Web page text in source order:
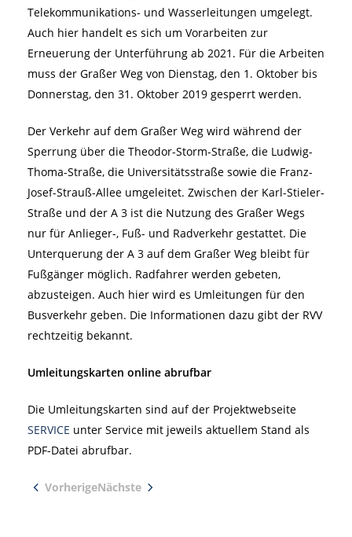
Telekommunikations- und Wasserleitungen umgelegt.
Auch hier handelt es sich um Vorarbeiten zur
Erneuerung der Unterführung ab 2021. Für die Arbeiten
muss der Graßer Weg von Dienstag, den 1. Oktober bis
Donnerstag, den 31. Oktober 2019 gesperrt werden.
Der Verkehr auf dem Graßer Weg wird während der
Sperrung über die Theodor-Storm-Straße, die Ludwig-
Thoma-Straße, die Universitätsstraße sowie die Franz-
Josef-Strauß-Allee umgeleitet. Zwischen der Karl-Stieler-
Straße und der A 3 ist die Nutzung des Graßer Wegs
nur für Anlieger-, Fuß- und Radverkehr gestattet. Die
Unterquerung der A 3 auf dem Graßer Weg bleibt für
Fußgänger möglich. Radfahrer werden gebeten,
abzusteigen. Auch hier wird es Umleitungen für den
Busverkehr geben. Die Informationen dazu gibt der RVV
rechtzeitig bekannt.
Umleitungskarten online abrufbar
Die Umleitungskarten sind auf der Projektwebseite
SERVICE unter Service mit jeweils aktuellem Stand als
PDF-Datei abrufbar.
VorherigeNächste